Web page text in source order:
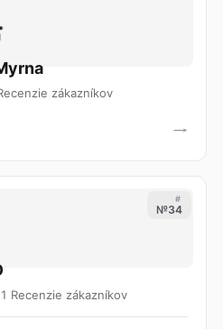
zákazníkov
#
№34
Recenzie zákazníkov